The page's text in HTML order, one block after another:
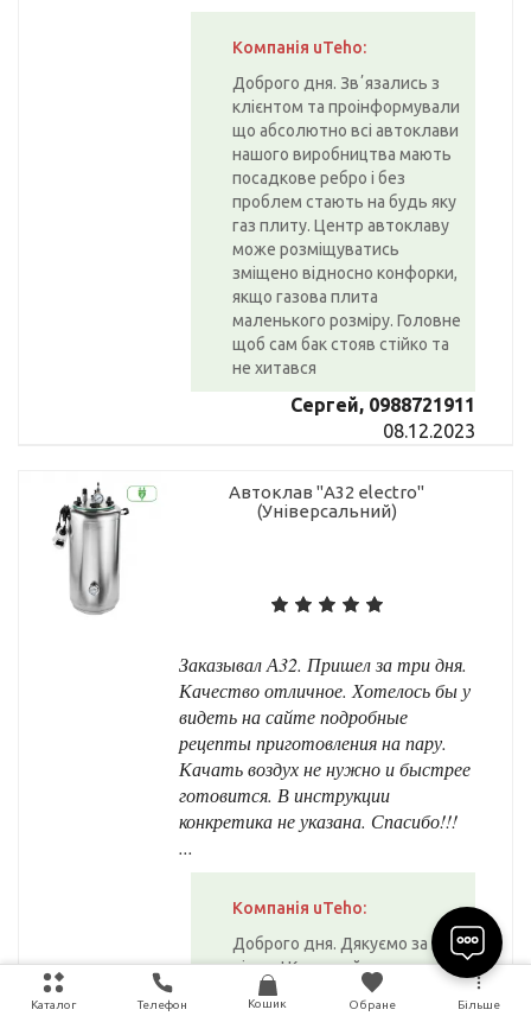
Каталог Телефон Кошик Обране Більше
Компанія uTeho:
Доброго дня. Звʼязались з
клієнтом та проінформували
що абсолютно всі автоклави
нашого виробництва мають
посадкове ребро і без
проблем стають на будь яку
газ плиту. Центр автоклаву
може розміщуватись
зміщено відносно конфорки,
якщо газова плита
маленького розміру. Головне
щоб сам бак стояв стійко та
не хитався
Сергей, 0988721911
08.12.2023
Автоклав "А32 electro"
(Універсальний)
Заказывал А32. Пришел за три дня.
Качество отличное. Хотелось бы у
видеть на сайте подробные
рецепты приготовления на пару.
Качать воздух не нужно и быстрее
готовится. В инструкции
конкретика не указана. Спасибо!!!
...
Компанія uTeho:
Доброго дня. Дякуємо за
відгук! Користуйтесь в
задоволення.